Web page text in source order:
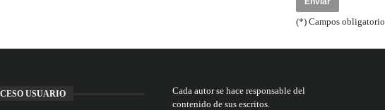
(*) Campos obligatorio
USUARIO
Cada autor se hace responsable del
contenido de sus escritos.